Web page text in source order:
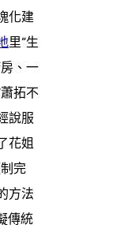
化建
里“生
、一
拓不
說服
花姐
完
方法
傳統